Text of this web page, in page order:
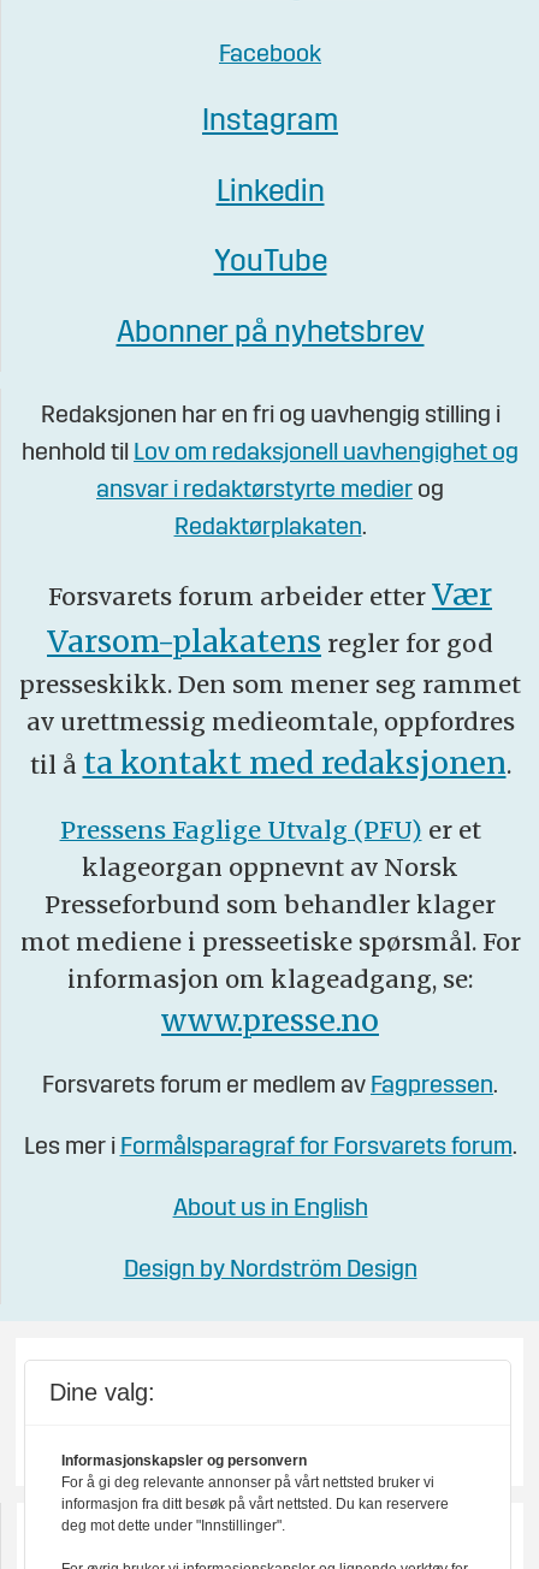
Facebook
Instagram
Linkedin
YouTube
Abonner på nyhetsbrev
Redaksjonen har en fri og uavhengig stilling i
henhold til Lov om redaksjonell uavhengighet og
ansvar i redaktørstyrte medier og
Redaktørplakaten.
Forsvarets forum arbeider etter Vær
Varsom-plakatens regler for god
presseskikk. Den som mener seg rammet
av urettmessig medieomtale, oppfordres
til å ta kontakt med redaksjonen.
Pressens Faglige Utvalg (PFU) er et
klageorgan oppnevnt av Norsk
Presseforbund som behandler klager
mot mediene i presseetiske spørsmål. For
informasjon om klageadgang, se:
www.presse.no
Forsvarets forum er medlem av Fagpressen.
Les mer i Formålsparagraf for Forsvarets forum.
About us in English
Design by Nordström Design
Dine valg:
Informasjonskapsler og personvern
For å gi deg relevante annonser på vårt nettsted bruker vi
informasjon fra ditt besøk på vårt nettsted. Du kan reservere
deg mot dette under "Innstillinger".